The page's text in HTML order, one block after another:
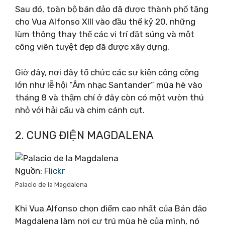
Sau đó, toàn bộ bán đảo đã được thành phố tặng
cho Vua Alfonso XIII vào đầu thế kỷ 20, những
lùm thông thay thế các vị trí đặt súng và một
công viên tuyệt đẹp đã được xây dựng.
Giờ đây, nơi đây tổ chức các sự kiện công cộng
lớn như lễ hội “Âm nhạc Santander” mùa hè vào
tháng 8 và thậm chí ở đây còn có một vườn thú
nhỏ với hải cẩu và chim cánh cụt.
2. CUNG ĐIỆN MAGDALENA
Nguồn: Flickr
Palacio de la Magdalena
Khi Vua Alfonso chọn điểm cao nhất của Bán đảo
Magdalena làm nơi cư trú mùa hè của mình, nó